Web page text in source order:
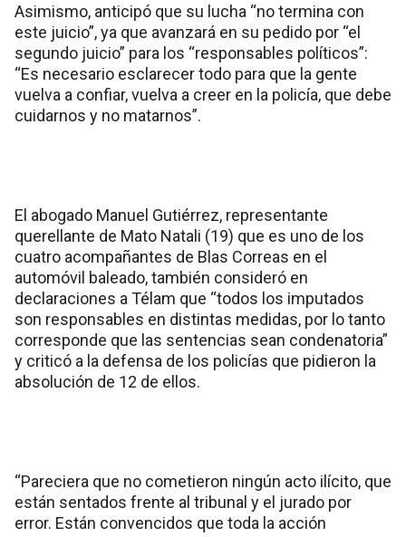
Asimismo, anticipó que su lucha “no termina con
este juicio”, ya que avanzará en su pedido por “el
segundo juicio” para los “responsables políticos”:
“Es necesario esclarecer todo para que la gente
vuelva a confiar, vuelva a creer en la policía, que debe
cuidarnos y no matarnos”.
El abogado Manuel Gutiérrez, representante
querellante de Mato Natali (19) que es uno de los
cuatro acompañantes de Blas Correas en el
automóvil baleado, también consideró en
declaraciones a Télam que “todos los imputados
son responsables en distintas medidas, por lo tanto
corresponde que las sentencias sean condenatoria”
y criticó a la defensa de los policías que pidieron la
absolución de 12 de ellos.
“Pareciera que no cometieron ningún acto ilícito, que
están sentados frente al tribunal y el jurado por
error. Están convencidos que toda la acción